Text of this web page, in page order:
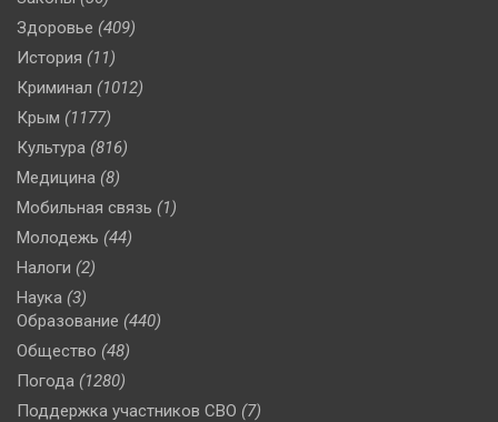
Здоровье (409)
История (11)
Криминал (1012)
Крым (1177)
Культура (816)
Медицина (8)
Мобильная связь (1)
Молодежь (44)
Налоги (2)
Наука (3)
Образование (440)
Общество (48)
Погода (1280)
Поддержка участников СВО (7)